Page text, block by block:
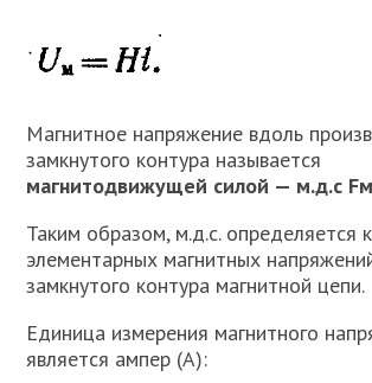
Магнитное напряжение вдоль
замкнутого контура называется
магнитодвижущей силой — м.д.с
Таким образом, м.д.с. определяется
элементарных магнитных
замкнутого контура магнитной цепи.
Единица измерения магнитного
является ампер (А):